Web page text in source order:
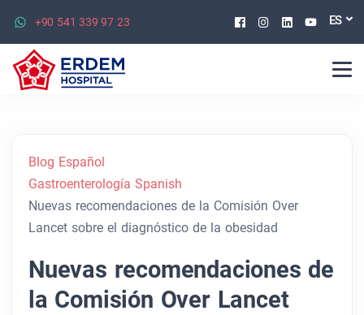
+90 541 339 97 23 Facebook
Instagram
Linkedin
ES
Blog Español
Gastroenterología Spanish
Nuevas recomendaciones de la Comisión Over
Lancet sobre el diagnóstico de la obesidad
Nuevas recomendaciones de
la Comisión Over Lancet